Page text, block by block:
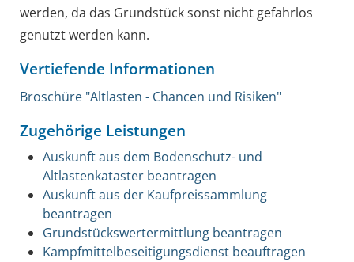
werden, da das Grundstück sonst nicht gefahrlos
genutzt werden kann.
Vertiefende Informationen
Broschüre "Altlasten - Chancen und Risiken"
Zugehörige Leistungen
Auskunft aus dem Bodenschutz- und
Altlastenkataster beantragen
Auskunft aus der Kaufpreissammlung
beantragen
Grundstückswertermittlung beantragen
Kampfmittelbeseitigungsdienst beauftragen